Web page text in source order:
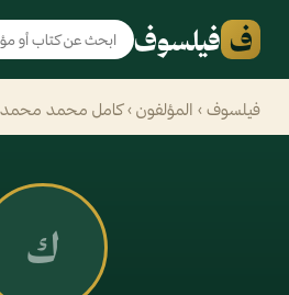
ف فيلسوف
فيلسوف › المؤلفون › كامل محمد محمد
ك